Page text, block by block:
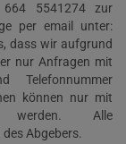
5541274 zur
per email unter:
dass wir aufgrund
nur Anfragen mit
Telefonnummer
können nur mit
werden. Alle
Abgebers.